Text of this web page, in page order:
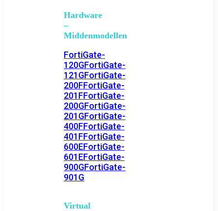
Hardware
–
Middenmodellen
FortiGate-
120GFortiGate-
121GFortiGate-
200FFortiGate-
201FFortiGate-
200GFortiGate-
201GFortiGate-
400FFortiGate-
401FFortiGate-
600EFortiGate-
601EFortiGate-
900GFortiGate-
901G
Virtual